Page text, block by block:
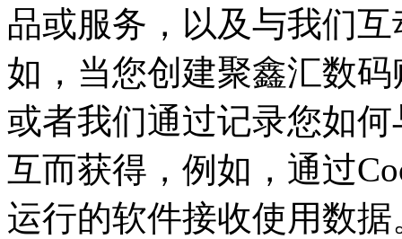
品或服务，以及与我们
如，当您创建聚鑫汇
或者我们通过记录您如何
互而获得，例如，通
运行的软件接收使用数据